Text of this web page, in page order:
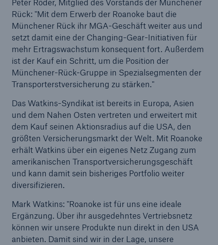
Peter Röder, Mitglied des Vorstands der Münchener
Rück: "Mit dem Erwerb der Roanoke baut die
Münchener Rück ihr MGA-Geschäft weiter aus und
setzt damit eine der Changing-Gear-Initiativen für
mehr Ertragswachstum konsequent fort. Außerdem
ist der Kauf ein Schritt, um die Position der
Münchener-Rück-Gruppe in Spezialsegmenten der
Transporterstversicherung zu stärken."
Das Watkins-Syndikat ist bereits in Europa, Asien
und dem Nahen Osten vertreten und erweitert mit
dem Kauf seinen Aktionsradius auf die USA, den
größten Versicherungsmarkt der Welt. Mit Roanoke
erhält Watkins über ein eigenes Netz Zugang zum
amerikanischen Transportversicherungsgeschäft
und kann damit sein bisheriges Portfolio weiter
diversifizieren.
Mark Watkins: "Roanoke ist für uns eine ideale
Ergänzung. Über ihr ausgedehntes Vertriebsnetz
können wir unsere Produkte nun direkt in den USA
anbieten. Damit sind wir in der Lage, unsere
Reinsurance Property/Casualty
Marine Trend Radar 2025
Naturkatastrophen
Versicherungslücke: der Anteil der nicht
versicherten Schäden aus Naturkatastrophen
seit 1980 beträgt
71.8%